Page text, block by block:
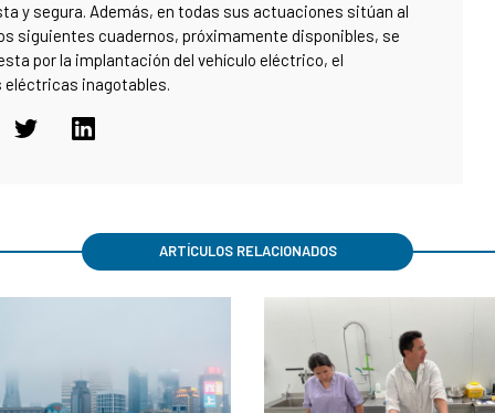
y segura. Además, en todas sus actuaciones sitúan al
siguientes cuadernos, próximamente disponibles, se
por la implantación del vehículo eléctrico, el
eléctricas inagotables.
ARTÍCULOS RELACIONADOS